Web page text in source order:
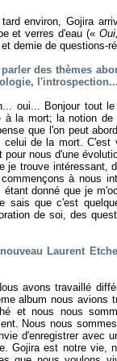
environ, Gojira
et verres d'eau («
demie de questions-
des thèmes
l'introspection...
oui... Bonjour tout le
à la mort; la notion
que l'on peut
de la mort.
pour nous d'une
je trouve intéressant,
à nous
donné que je
sais que c'est
de soi, des
Laurent
avons travaillé
album nous avions
et nous nous
Nous nous
d'enregistrer avec
Gojira est notre vie,